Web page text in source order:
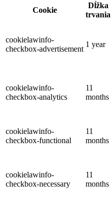
Cookie
Dĺžka
trvania
cookielawinfo-
checkbox-advertisement
1 year
cookielawinfo-
checkbox-analytics
11
months
cookielawinfo-
checkbox-functional
11
months
cookielawinfo-
checkbox-necessary
11
months